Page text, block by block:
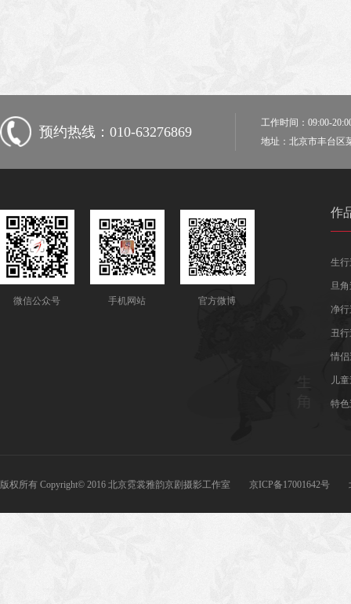
预约热线：010-63276869
工作时间：09:00-
地址：北京市丰台区
微信公众号 手机网站 官方微博
作
生
旦
净
丑
情
儿
特
版权所有 Copyright© 2016 北京霓裳雅韵京剧摄影工作室 京ICP备17001642号